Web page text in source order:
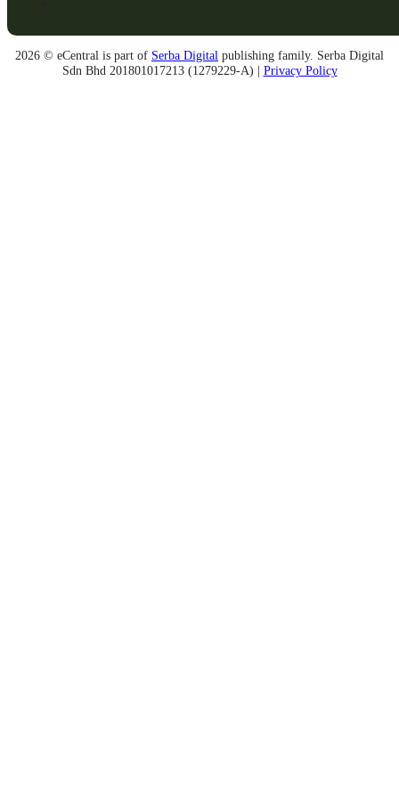
2026 © eCentral is part of Serba Digital publishing family. Serba Digital
Sdn Bhd 201801017213 (1279229-A) | Privacy Policy